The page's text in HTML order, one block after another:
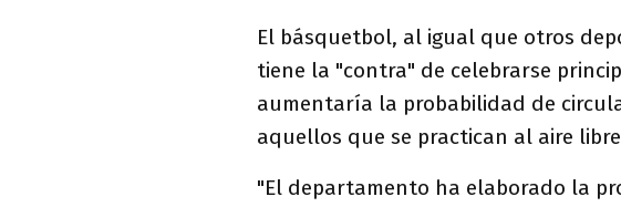
El básquetbol, al igual que otros
tiene la "contra" de celebrarse
aumentaría la probabilidad de
aquellos que se practican al aire
"El departamento ha elaborado la